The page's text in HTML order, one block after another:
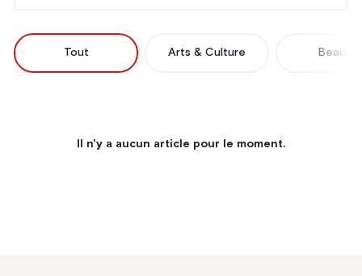
Tout Arts & Culture Beauté
Il n'y a aucun article pour le moment.